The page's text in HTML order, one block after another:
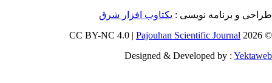
:یکتاوب افزار شرق
Pajouhan
Designed &